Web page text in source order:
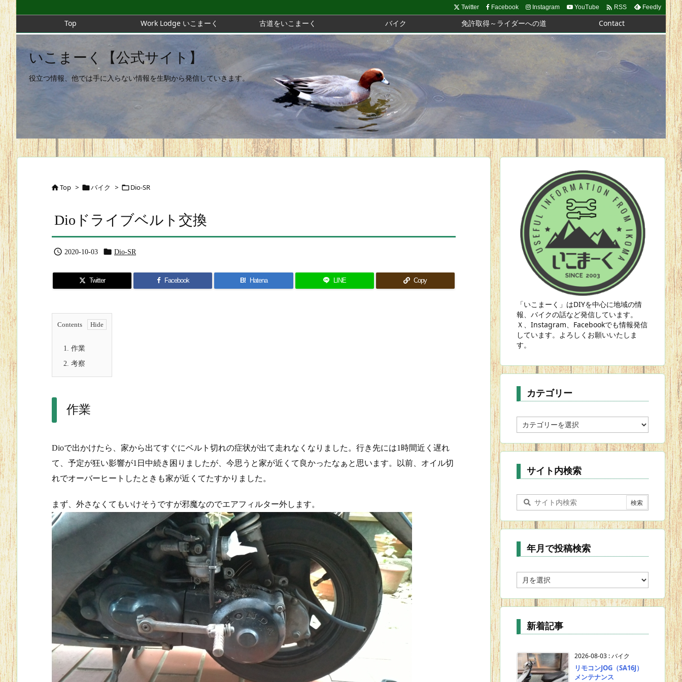
Top Work Lodge いこまーく 古道をいこまーく バイク 免許取得～ライダーへの道 Contact
Twitter Facebook Instagram YouTube  RSS Feedly
いこまーく【公式サイト】
役立つ情報、他では手に入らない情報を生駒から発信していきます。
Top > バイク > Dio-SR
Dioドライブベルト交換
 2020-10-03  Dio-SR
Twitter Facebook B! Hatena LINE Copy
Contents
1. 作業
2. 考察
作業
Dioで出かけたら、家から出てすぐにベルト切れの症状が出て走れなくなりました。行き先には1時間近く遅れ
て、予定が狂い影響が1日中続き困りましたが、今思うと家が近くて良かったなぁと思います。以前、オイル切
れでオーバーヒートしたときも家が近くてたすかりました。
まず、外さなくてもいけそうですが邪魔なのでエアフィルター外します。
「いこまーく」はDIYを中心に地域の情
報、バイクの話など発信しています。
Ｘ、Instagram、Facebookでも情報発信
しています。よろしくお願いいたしま
す。
カテゴリー
テ
ゴ
リ
ー
サイト内検索
年月で投稿検索
月
で
投
稿
索
新着記事
2026-08-03 :バイク
リモコンJOG（SA16J）
メンテナンス